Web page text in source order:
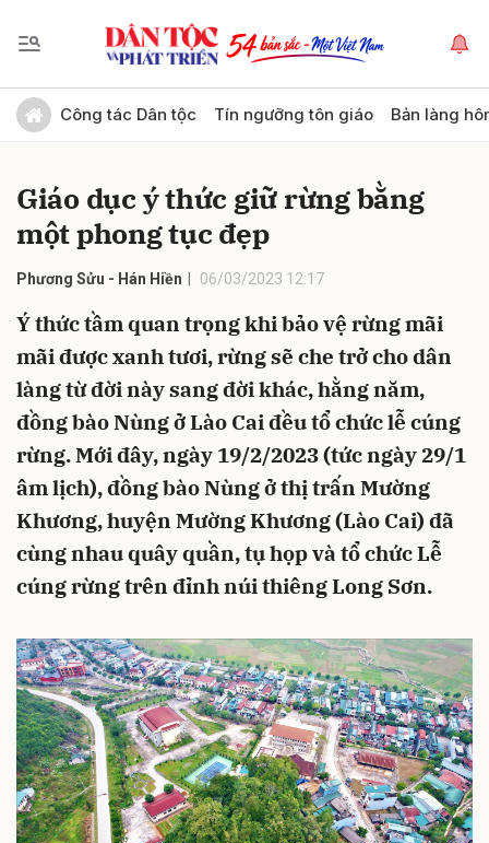
Công tác Dân tộc Tín ngưỡng tôn giáo Bản làng
Giáo dục ý thức giữ rừng bằng
một phong tục đẹp
Phương Sửu - Hán Hiền 06/03/2023 12:17
Ý thức tầm quan trọng khi bảo vệ rừng mãi
mãi được xanh tươi, rừng sẽ che trở cho dân
làng từ đời này sang đời khác, hằng năm,
đồng bào Nùng ở Lào Cai đều tổ chức lễ cúng
rừng. Mới đây, ngày 19/2/2023 (tức ngày 29/1
âm lịch), đồng bào Nùng ở thị trấn Mường
Khương, huyện Mường Khương (Lào Cai) đã
cùng nhau quây quần, tụ họp và tổ chức Lễ
cúng rừng trên đỉnh núi thiêng Long Sơn.
Gửi bình luận
Hủy Gửi